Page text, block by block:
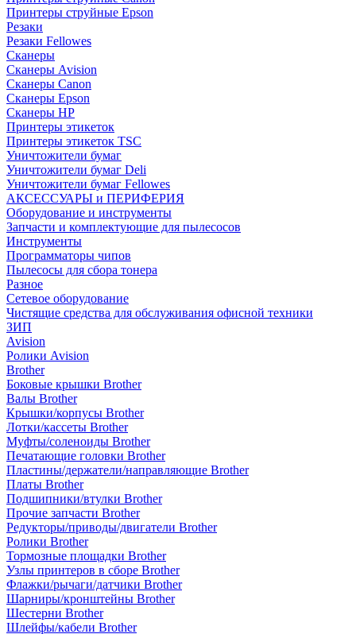
Принтеры струйные Epson
Резаки
Резаки Fellowes
Сканеры
Сканеры Avision
Сканеры Canon
Сканеры Epson
Сканеры HP
Принтеры этикеток
Принтеры этикеток TSC
Уничтожители бумаг
Уничтожители бумаг Deli
Уничтожители бумаг Fellowes
АКСЕССУАРЫ и ПЕРИФЕРИЯ
Оборудование и инструменты
Запчасти и комплектующие для пылесосов
Инструменты
Программаторы чипов
Пылесосы для сбора тонера
Разное
Сетевое оборудование
Чистящие средства для обслуживания офисной техники
ЗИП
Avision
Ролики Avision
Brother
Боковые крышки Brother
Валы Brother
Крышки/корпусы Brother
Лотки/кассеты Brother
Муфты/соленоиды Brother
Печатающие головки Brother
Пластины/держатели/направляющие Brother
Платы Brother
Подшипники/втулки Brother
Прочие запчасти Brother
Редукторы/приводы/двигатели Brother
Ролики Brother
Тормозные площадки Brother
Узлы принтеров в сборе Brother
Флажки/рычаги/датчики Brother
Шарниры/кронштейны Brother
Шестерни Brother
Шлейфы/кабели Brother